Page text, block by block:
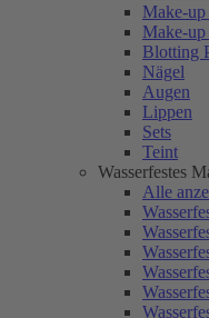
Make-up
Make-
Blotting
Nägel
Augen
Lippen
Sets
Teint
Wasserfestes
Alle